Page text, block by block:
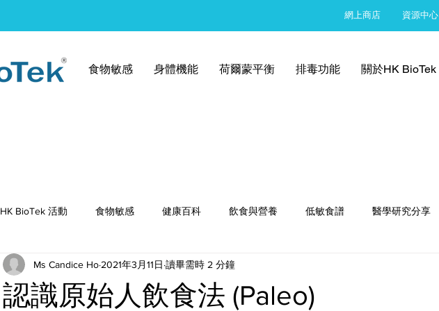
網上商店 資源中心
食物敏感 身體機能 荷爾蒙平衡 排毒功能 關於HK BioTek
HK BioTek 活動 食物敏感 健康百科 飲食與營養 低敏食譜 醫學研究分享
認識原始人飲食法 (Paleo)
Ms Candice Ho 2021年3月11日 讀畢需時 2 分鐘